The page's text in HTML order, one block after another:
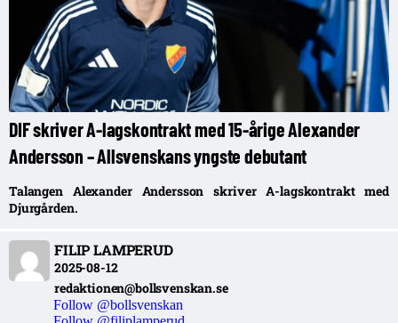
DIF skriver A-lagskontrakt med 15-årige Alexander
Andersson – Allsvenskans yngste debutant
Talangen Alexander Andersson skriver A-lagskontrakt med
Djurgården.
FILIP LAMPERUD
2025-08-12
redaktionen@bollsvenskan.se
Follow @bollsvenskan